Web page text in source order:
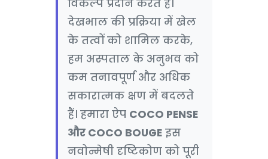
विकल्प प्रदान करते हैं।
देखभाल की प्रक्रिया में खेल
के तत्वों को शामिल करके,
हम अस्पताल के अनुभव को
कम तनावपूर्ण और अधिक
सकारात्मक क्षण में बदलते
हैं। हमारा ऐप COCO PENSE
और COCO BOUGEइस
नवोन्मेषी दृष्टिकोण को पूरी